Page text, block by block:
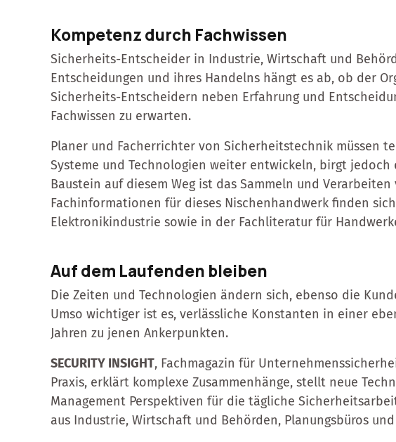
Kompetenz durch Fachwissen
Sicherheits-Entscheider in Industrie, Wirtschaft und
Entscheidungen und ihres Handelns hängt es ab, ob der
Sicherheits-Entscheidern neben Erfahrung und
Fachwissen zu erwarten.
Planer und Facherrichter von Sicherheitstechnik müssen
Systeme und Technologien weiter entwickeln, birgt
Baustein auf diesem Weg ist das Sammeln und
Fachinformationen für dieses Nischenhandwerk finden
Elektronikindustrie sowie in der Fachliteratur für
Auf dem Laufenden bleiben
Die Zeiten und Technologien ändern sich, ebenso die
Umso wichtiger ist es, verlässliche Konstanten in einer
Jahren zu jenen Ankerpunkten.
SECURITY INSIGHT, Fachmagazin für
Praxis, erklärt komplexe Zusammenhänge, stellt neue
Management Perspektiven für die tägliche
aus Industrie, Wirtschaft und Behörden, Planungsbüros